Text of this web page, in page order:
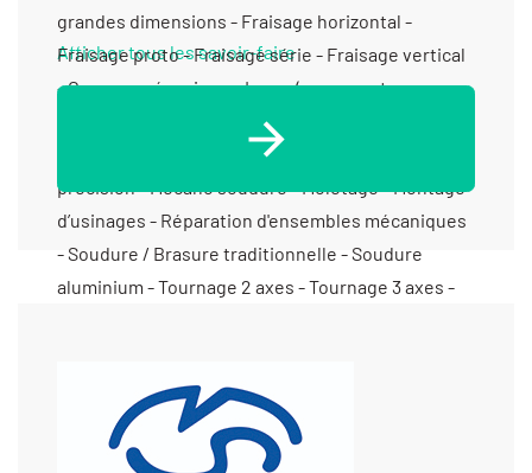
grandes dimensions - Fraisage horizontal -
Fraisage proto - Fraisage série - Fraisage vertical
- Gravure mécanique - Laser (gravure et
marquage) - Marquage par micro percussion -
Mécanique générale - Mécanique générale de
précision - Mécano soudure - Moletage - Montage
d’usinages - Réparation d'ensembles mécaniques
- Soudure / Brasure traditionnelle - Soudure
aluminium - Tournage 2 axes - Tournage 3 axes -
métaux communs
Afficher tous les savoir-faire